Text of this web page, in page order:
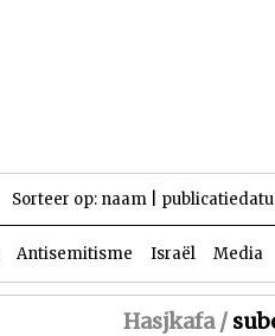
Sorteer op: naam
Antisemitisme Israël Media
Hasjkafa /